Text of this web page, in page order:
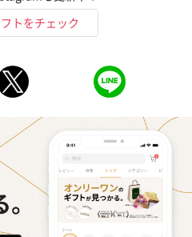
655円）
トをチェック